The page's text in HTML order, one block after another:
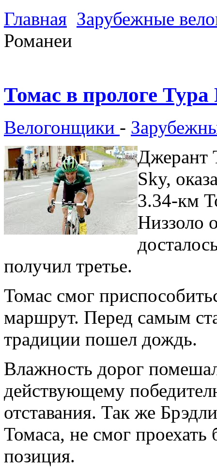
Главная Зарубежные
Романеи
Томас в прологе Тура
Велогонщики -
Джерант
Sky,
3.34-км
Низзоло
получил третье.
Томас смог
маршрут. Перед самым
традиции пошел дождь.
Влажность дорог
действующему
отставания. Так же
Томаса, не смог проехать
позиция.